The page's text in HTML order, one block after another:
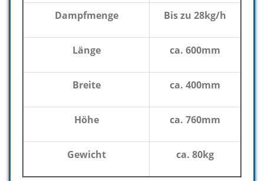
Dampfmenge Bis zu 28kg/h
Länge ca. 600mm
Breite ca. 400mm
Höhe ca. 760mm
Gewicht ca. 80kg